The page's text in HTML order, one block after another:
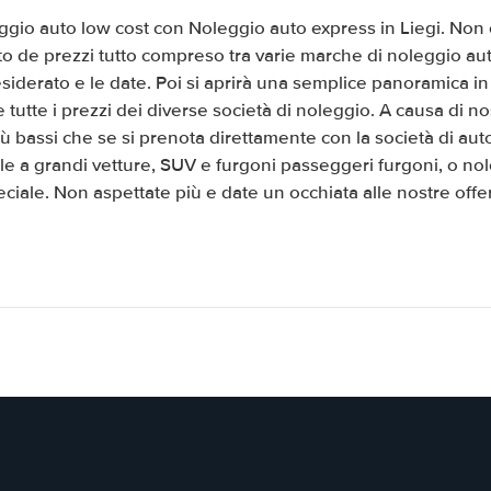
auto low cost con Noleggio auto express in Liegi.
de prezzi tutto compreso tra varie marche di noleggio
e le date. Poi si aprirà una semplice panoramica
tutte i prezzi dei diverse società di noleggio. A causa di
bassi che se si prenota direttamente con la società di
a grandi vetture, SUV e furgoni passeggeri furgoni, o
Non aspettate più e date un occhiata alle nostre